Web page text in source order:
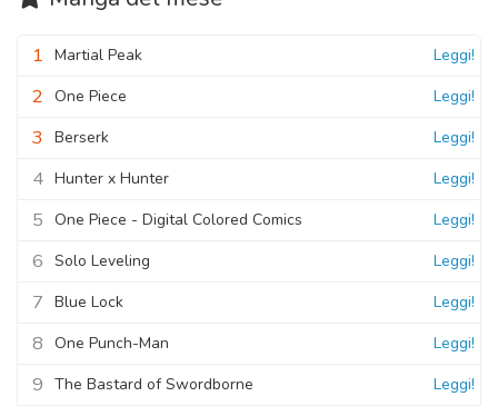
1 Martial Peak Leggi!
2 One Piece Leggi!
3 Berserk Leggi!
4 Hunter x Hunter Leggi!
5 One Piece - Digital Colored Comics Leggi!
6 Solo Leveling Leggi!
7 Blue Lock Leggi!
8 One Punch-Man Leggi!
9 The Bastard of Swordborne Leggi!